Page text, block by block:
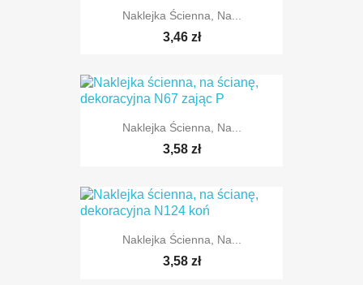
Naklejka Ścienna, Na...
3,46 zł
TYLKO ONLINE
Naklejka Ścienna, Na...
3,58 zł
TYLKO ONLINE
Naklejka Ścienna, Na...
3,58 zł